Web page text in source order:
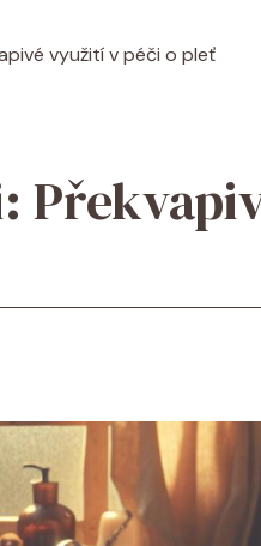
využití v péči o pleť